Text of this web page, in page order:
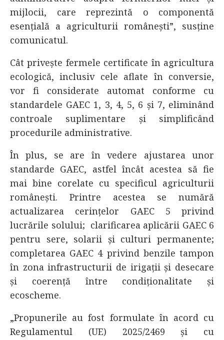
mijlocii, care reprezintă o componentă
esențială a agriculturii românești”, susține
comunicatul.
Cât privește fermele certificate în agricultura
ecologică, inclusiv cele aflate în conversie,
vor fi considerate automat conforme cu
standardele GAEC 1, 3, 4, 5, 6 și 7, eliminând
controale suplimentare și simplificând
procedurile administrative.
În plus, se are în vedere ajustarea unor
standarde GAEC, astfel încât acestea să fie
mai bine corelate cu specificul agriculturii
românești. Printre acestea se numără
actualizarea cerințelor GAEC 5 privind
lucrările solului; clarificarea aplicării GAEC 6
pentru sere, solarii și culturi permanente;
completarea GAEC 4 privind benzile tampon
în zona infrastructurii de irigații și desecare
și coerență între condiționalitate și
ecoscheme.
„Propunerile au fost formulate în acord cu
Regulamentul (UE) 2025/2469 și cu